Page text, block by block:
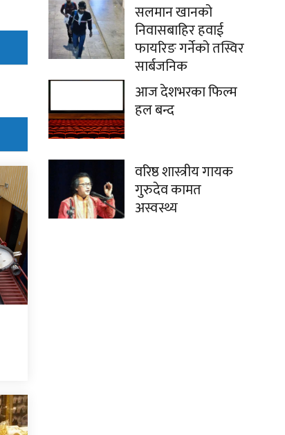
सलमान खानको
निवासबाहिर हवाई
फायरिङ गर्नेको तस्विर
सार्बजनिक
आज देशभरका फिल्म
हल बन्द
वरिष्ठ शास्त्रीय गायक
गुरुदेव कामत
अस्वस्थ्य